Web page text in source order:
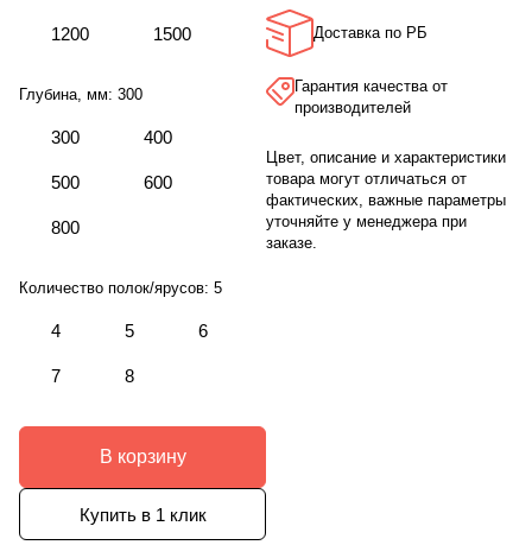
1200 1500
Глубина, мм: 300
300 400
500 600
800
Количество полок/ярусов: 5
4 5 6
7 8
В корзину
Купить в 1 клик
Доставка по РБ
Гарантия качества от
производителей
Цвет, описание и характеристики
товара могут отличаться от
фактических, важные параметры
уточняйте у менеджера при
заказе.